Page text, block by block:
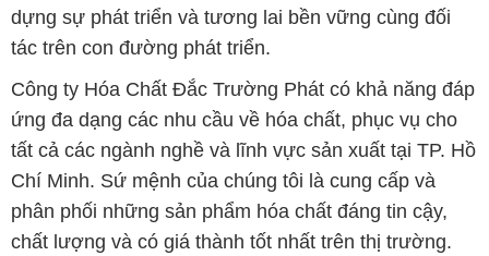
dựng sự phát triển và tương lai bền vững cùng đối
tác trên con đường phát triển.
Công ty Hóa Chất Đắc Trường Phát có khả năng đáp
ứng đa dạng các nhu cầu về hóa chất, phục vụ cho
tất cả các ngành nghề và lĩnh vực sản xuất tại TP. Hồ
Chí Minh. Sứ mệnh của chúng tôi là cung cấp và
phân phối những sản phẩm hóa chất đáng tin cậy,
chất lượng và có giá thành tốt nhất trên thị trường.